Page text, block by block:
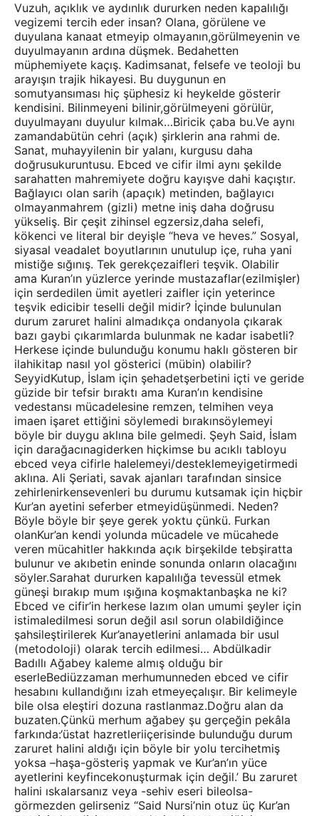
Vuzuh, açıklık ve aydınlık dururken neden kapalılığı
vegizemi tercih eder insan? Olana, görülene ve
duyulana kanaat etmeyip olmayanın,görülmeyenin ve
duyulmayanın ardına düşmek. Bedahetten
müphemiyete kaçış. Kadimsanat, felsefe ve teoloji bu
arayışın trajik hikayesi. Bu duygunun en
somutyansıması hiç şüphesiz ki heykelde gösterir
kendisini. Bilinmeyeni bilinir,görülmeyeni görülür,
duyulmayanı duyulur kılmak…Biricik çaba bu.Ve aynı
zamandabütün cehri (açık) şirklerin ana rahmi de.
Sanat, muhayyilenin bir yalanı, kurgusu daha
doğrusukuruntusu. Ebced ve cifir ilmi aynı şekilde
sarahatten mahremiyete doğru kayışve dahi kaçıştır.
Bağlayıcı olan sarih (apaçık) metinden, bağlayıcı
olmayanmahrem (gizli) metne iniş daha doğrusu
yükseliş. Bir çeşit zihinsel egzersiz,daha selefi,
kökenci ve literal bir deyişle “heva ve heves.” Sosyal,
siyasal veadalet boyutlarının unutulup içe, ruha yani
mistiğe sığınış. Tek gerekçezaifleri teşvik. Olabilir
ama Kuran’ın yüzlerce yerinde mustazaflar(ezilmişler)
için serdedilen ümit ayetleri zaifler için yeterince
teşvik edicibir teselli değil midir? İçinde bulunulan
durum zaruret halini almadıkça ondanyola çıkarak
bazı gaybi çıkarımlarda bulunmak ne kadar isabetli?
Herkese içinde bulunduğu konumu haklı gösteren bir
ilahikitap nasıl yol gösterici (mübin) olabilir?
SeyyidKutup, İslam için şehadetşerbetini içti ve geride
güzide bir tefsir bıraktı ama Kuran’ın kendisine
vedestansı mücadelesine remzen, telmihen veya
imaen işaret ettiğini söylemedi bırakınsöylemeyi
böyle bir duygu aklına bile gelmedi. Şeyh Said, İslam
için darağacınagiderken hiçkimse bu acıklı tabloyu
ebced veya cifirle halelemeyi/desteklemeyigetirmedi
aklına. Ali Şeriati, savak ajanları tarafından sinsice
zehirlenirkensevenleri bu durumu kutsamak için hiçbir
Kur’an ayetini seferber etmeyidüşünmedi. Neden?
Böyle böyle bir şeye gerek yoktu çünkü. Furkan
olanKur’an kendi yolunda mücadele ve mücahede
veren mücahitler hakkında açık birşekilde tebşiratta
bulunur ve akıbetin eninde sonunda onların olacağını
söyler.Sarahat dururken kapalılığa tevessül etmek
güneşi bırakıp mum ışığına koşmaktanbaşka ne ki?
Ebced ve cifir’in herkese lazım olan umumi şeyler için
istimaledilmesi sorun değil asıl sorun olabildiğince
şahsileştirilerek Kur’anayetlerini anlamada bir usul
(metodoloji) olarak tercih edilmesi… Abdülkadir
Badıllı Ağabey kaleme almış olduğu bir
eserleBediüzzaman merhumunneden ebced ve cifir
hesabını kullandığını izah etmeyeçalışır. Bir kelimeyle
bile olsa eleştiri dozuna rastlanmaz.Doğru alan da
buzaten.Çünkü merhum ağabey şu gerçeğin pekâla
farkında:‘üstat hazretleriiçerisinde bulunduğu durum
zaruret halini aldığı için böyle bir yolu tercihetmiş
yoksa –haşa-gösteriş yapmak ve Kur’an’ın yüce
ayetlerini keyfincekonuşturmak için değil.’ Bu zaruret
halini ıskalarsanız veya -sehiv eseri bileolsa-
görmezden gelirseniz “Said Nursi’nin otuz üç Kur’an